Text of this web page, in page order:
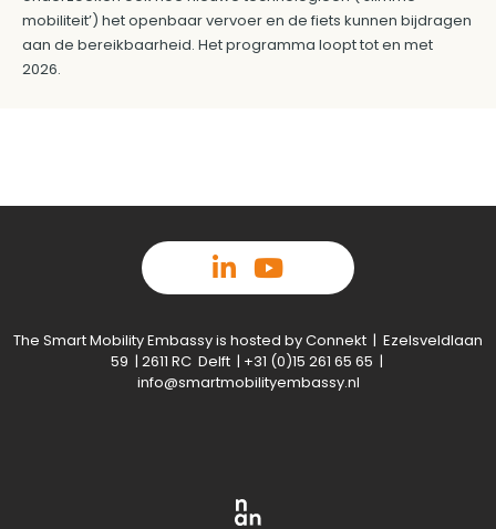
mobiliteit’) het openbaar vervoer en de fiets kunnen bijdragen
aan de bereikbaarheid. Het programma loopt tot en met
2026.
The Smart Mobility Embassy is hosted by Connekt | Ezelsveldlaan
59 | 2611 RC Delft | +31 (0)15 261 65 65 |
info@smartmobilityembassy.nl